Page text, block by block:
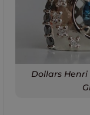
Dollars